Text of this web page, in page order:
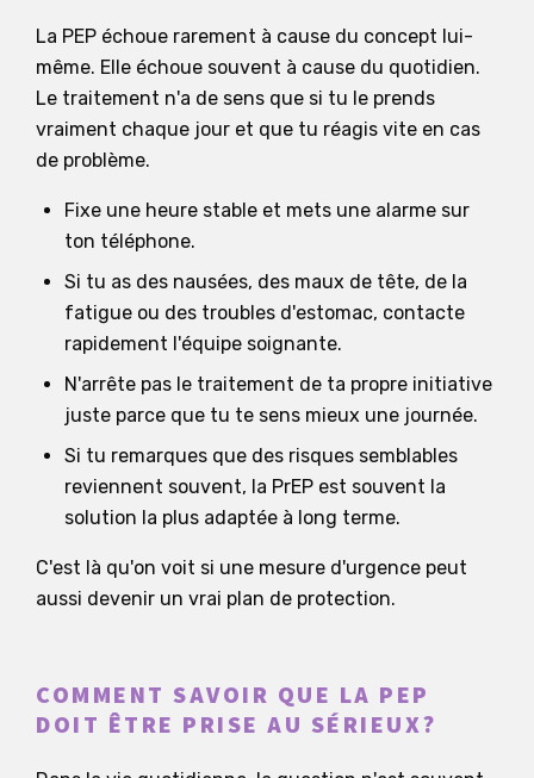
La PEP échoue rarement à cause du concept lui-
même. Elle échoue souvent à cause du quotidien.
Le traitement n'a de sens que si tu le prends
vraiment chaque jour et que tu réagis vite en cas
de problème.
Fixe une heure stable et mets une alarme sur
ton téléphone.
Si tu as des nausées, des maux de tête, de la
fatigue ou des troubles d'estomac, contacte
rapidement l'équipe soignante.
N'arrête pas le traitement de ta propre initiative
juste parce que tu te sens mieux une journée.
Si tu remarques que des risques semblables
reviennent souvent, la PrEP est souvent la
solution la plus adaptée à long terme.
C'est là qu'on voit si une mesure d'urgence peut
aussi devenir un vrai plan de protection.
COMMENT SAVOIR QUE LA PEP
DOIT ÊTRE PRISE AU SÉRIEUX?